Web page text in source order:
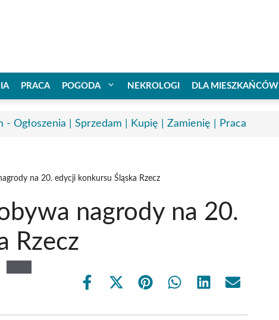
PRACA POGODA NEKROLOGI DLA MIESZKAŃCÓW
- Ogłoszenia | Sprzedam | Kupię | Zamienię | Praca
na 20. edycji konkursu Śląska Rzecz
nagrody na 20.
Rzecz
Share
Share
(Twitter)
Share Share Share Share